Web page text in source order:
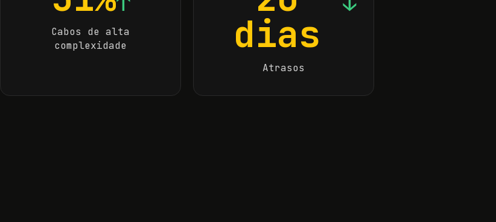
Cabos de alta
complexidade
dias
Atrasos